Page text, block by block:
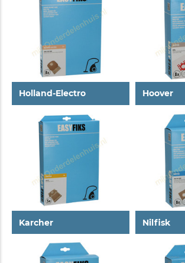
Holland-Electro Hoover
Karcher Nilfisk